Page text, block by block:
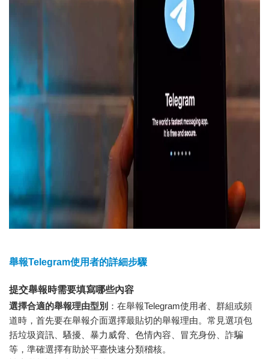
舉報Telegram使用者的詳細步驟
提交舉報時需要填寫哪些內容
選擇合適的舉報理由型別 ：在舉報Telegram使用者、群組或頻
道時，首先要在舉報介面選擇最貼切的舉報理由。常見選項包
括垃圾資訊、騷擾、暴力威脅、色情內容、冒充身份、詐騙
等，準確選擇有助於平臺快速分類稽核。